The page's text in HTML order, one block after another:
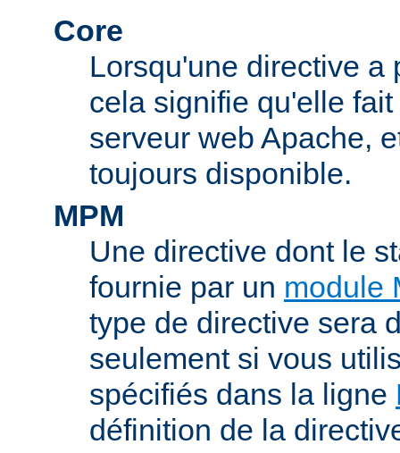
Core
Lorsqu'une directive a
cela signifie qu'elle
serveur web Apache,
toujours disponible.
MPM
Une directive dont le
fournie par un module
type de directive sera
seulement si vous
spécifiés dans la ligne
définition de la